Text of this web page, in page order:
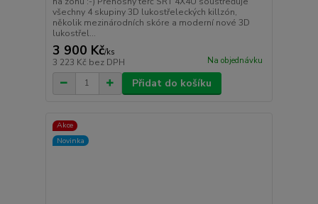
všechny 4 skupiny 3D lukostřeleckých killzón,
několik mezinárodních skóre a moderní nové 3D
lukostřel...
3 900 Kč/ks
3 223 Kč bez DPH Na objednávku
Přidat do košíku
Akce
Novinka